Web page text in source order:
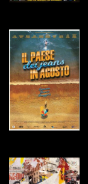
GUARDA IL TRAILER
VAI ALLA SCHEDA
GUARDA IL TRAILER